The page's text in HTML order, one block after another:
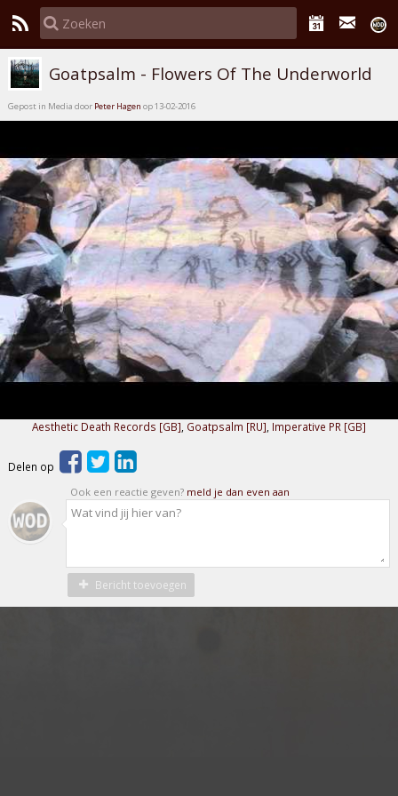
Goatpsalm - Flowers Of The Underworld
Gepost in Media door Peter Hagen op 13-02-2016
Aesthetic Death Records [GB] Goatpsalm [RU] Imperative PR [GB]
Delen op
Ook een reactie geven? meld je dan even aan
Bericht toevoegen